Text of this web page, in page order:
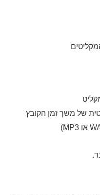
של משך זמן הקובץ